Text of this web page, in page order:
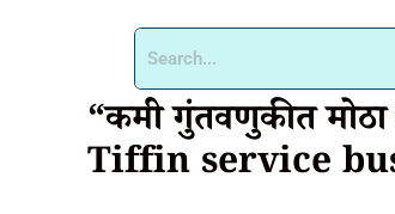
“कमी गुंतवणुकीत
Tiffin service